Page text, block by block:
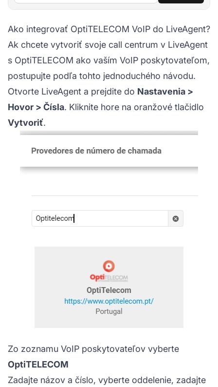
Ako integrovať OptiTELECOM VoIP do LiveAgent?
Ak chcete vytvoriť svoje call centrum v LiveAgent
s OptiTELECOM ako vaším VoIP poskytovateľom,
postupujte podľa tohto jednoduchého návodu.
Otvorte LiveAgent a prejdite do Nastavenia >
Hovor > Čísla. Kliknite hore na oranžové tlačidlo
Vytvoriť.
Zo zoznamu VoIP poskytovateľov vyberte
OptiTELECOM
Zadajte názov a číslo, vyberte oddelenie, zadajte